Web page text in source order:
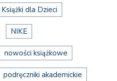
dla Dzieci
NIKE
nowości książkowe
podręczniki akademickie